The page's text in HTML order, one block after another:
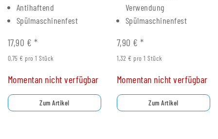
Antihaftend
Spülmaschinenfest
17,90 € *
0,75 € pro 1 Stück
Momentan nicht verfügbar
Zum Artikel
Verwendung
Spülmaschinenfest
7,90 €*
1,32 € pro 1 Stück
Momentan nicht verfügbar
Zum Artikel